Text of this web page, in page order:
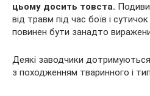
цьому досить товста.
від травм під час боїв і
повинен бути занадто
Деякі заводчики дотримуються
з походженням тваринного і